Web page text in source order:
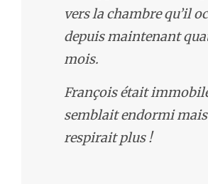
vers la chambre qu’il
depuis maintenant
mois.
François était
semblait endormi
respirait plus !